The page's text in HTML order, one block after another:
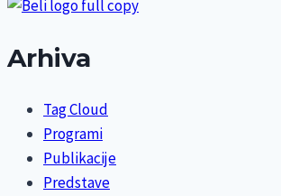
Arhiva
Tag Cloud
Programi
Publikacije
Predstave